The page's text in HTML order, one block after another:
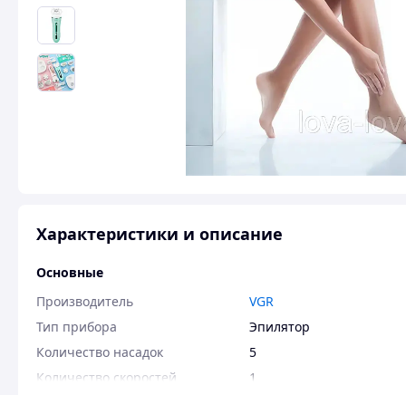
Характеристики и описание
Основные
Производитель
VGR
Тип прибора
Эпилятор
Количество насадок
5
Количество скоростей
1